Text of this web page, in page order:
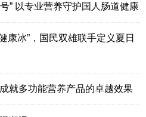
” 以专业营养守护国人肠道健康
康冰”，国民双雄联手定义夏日
就多功能营养产品的卓越效果